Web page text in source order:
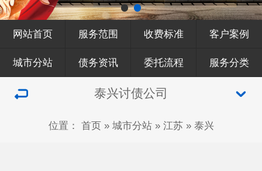
网站首页 服务范围 收费标准 客户案例
城市分站 债务资讯 委托流程 服务分类
泰兴讨债公司
位置： 首页» 城市分站» 江苏» 泰兴